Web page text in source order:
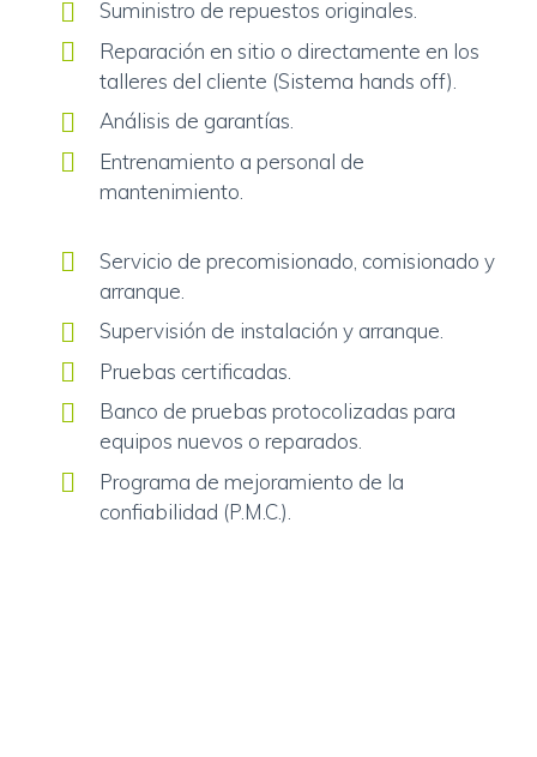
Suministro de repuestos originales.
Reparación en sitio o directamente en los
talleres del cliente (Sistema hands off).
Análisis de garantías.
Entrenamiento a personal de
mantenimiento.
Servicio de precomisionado, comisionado y
arranque.
Supervisión de instalación y arranque.
Pruebas certificadas.
Banco de pruebas protocolizadas para
equipos nuevos o reparados.
Programa de mejoramiento de la
confiabilidad (P.M.C.).